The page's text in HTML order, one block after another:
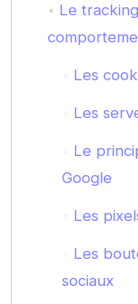
Le
Les
Les
Le
Google
Les
Les
sociaux